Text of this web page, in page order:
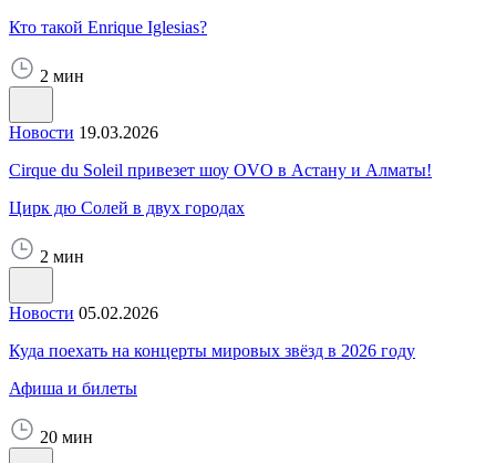
Кто такой Enrique Iglesias?
2 мин
Новости 19.03.2026
Cirque du Soleil привезет шоу OVO в Астану и Алматы!
Цирк дю Солей в двух городах
2 мин
Новости 05.02.2026
Куда поехать на концерты мировых звёзд в 2026 году
Афиша и билеты
20 мин